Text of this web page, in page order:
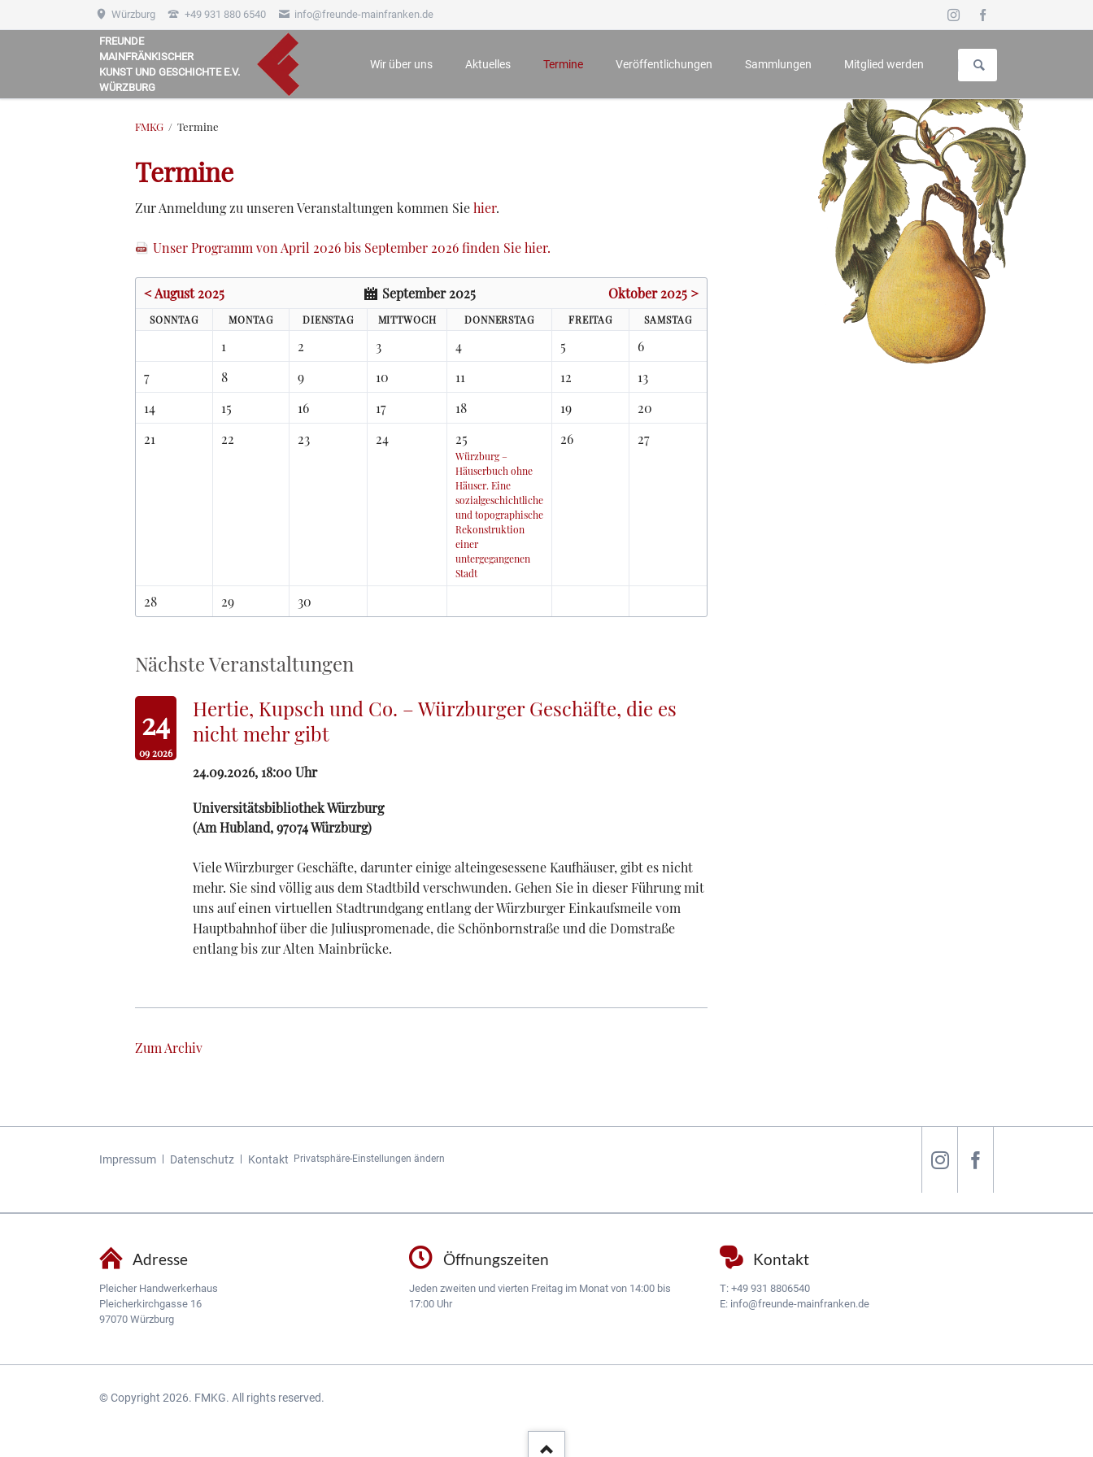
Würzburg +49 931 880 6540 info@freunde-mainfranken.de
FREUNDE
MAINFRÄNKISCHER
KUNST UND GESCHICHTE E.V.
WÜRZBURG
überspringen
Wir über uns Aktuelles Termine Veröffentlichungen
Mainfränkisches Jahrbuch für Geschichte und Kunst
Sammlungen Mitglied werden
FMKG Termine
Termine
Zur Anmeldung zu unseren Veranstaltungen kommen Siehier.
Unser Programm von April 2026 bis September 2026 finden Sie hier.
< August 2025 September 2025 Oktober 2025 >
SONNTAG MONTAG DIENSTAG MITTWOCH DONNERSTAG FREITAG SAMSTAG
1 2 3 4 5
6
7
8 9 10 11 12
13
14
15 16 17 18 19
20
21
22 23 24 25
Würzburg –
Häuserbuch ohne
Häuser. Eine
sozialgeschichtliche
und topographische
Rekonstruktion
einer
untergegangenen
Stadt
26 27
28 29 30
Nächste Veranstaltungen
24
09 2026
Hertie, Kupsch und Co. – Würzburger Geschäfte, die es
nicht mehr gibt
24.09.2026, 18:00Uhr
Universitätsbibliothek Würzburg
(Am Hubland, 97074 Würzburg)
Viele Würzburger Geschäfte, darunter einige alteingesessene Kaufhäuser, gibt es nicht
mehr. Sie sind völlig aus dem Stadtbild verschwunden. Gehen Sie in dieser Führung mit
uns auf einen virtuellen Stadtrundgang entlang der Würzburger Einkaufsmeile vom
Hauptbahnhof über die Juliuspromenade, die Schönbornstraße und die Domstraße
entlang bis zur Alten Mainbrücke.
Zum Archiv
Navigation
Impressum Datenschutz Kontakt Privatsphäre-Einstellungen ändern
Adresse
Pleicher Handwerkerhaus
Pleicherkirchgasse 16
97070 Würzburg
Öffnungszeiten
Jeden zweiten und vierten Freitag im Monat von 14:00 bis
17:00 Uhr
Kontakt
T: +49 931 8806540
E: info@freunde-mainfranken.de
© Copyright 2026. FMKG. All rights reserved.